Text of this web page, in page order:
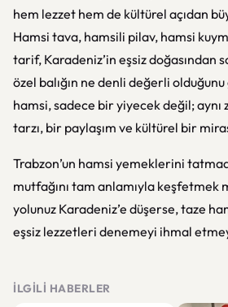
hem lezzet hem de kültürel açıdan
Hamsi tava, hamsili pilav, hamsi
tarif, Karadeniz’in eşsiz doğasından
özel balığın ne denli değerli
hamsi, sadece bir yiyecek değil;
tarzı, bir paylaşım ve kültürel bir
Trabzon’un hamsi yemeklerini
mutfağını tam anlamıyla keşfetmek
yolunuz Karadeniz’e düşerse, taze
eşsiz lezzetleri denemeyi ihmal
İLGILI HABERLER